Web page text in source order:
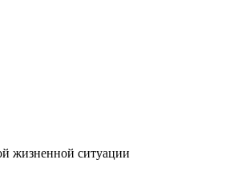
жизненной ситуации